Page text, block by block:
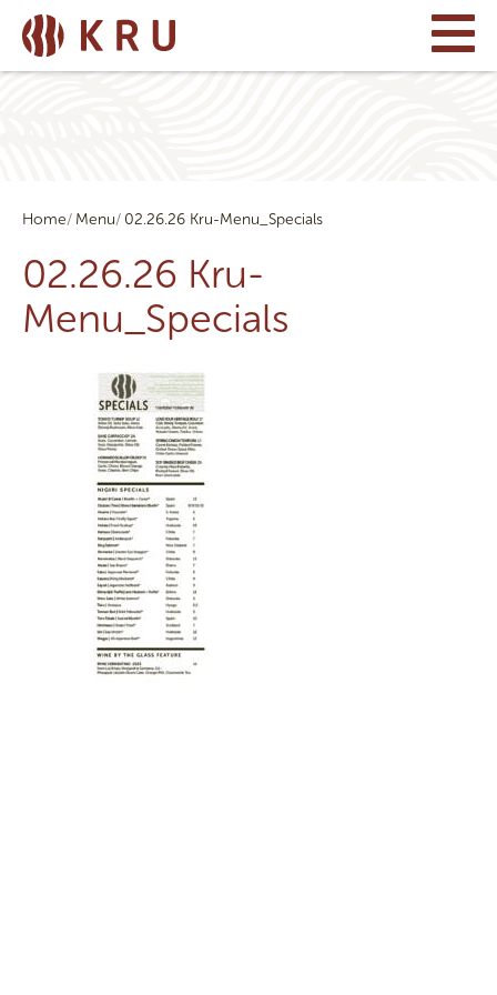
Home Menu 02.26.26 Kru-Menu_Specials
02.26.26 Kru-
Menu_Specials